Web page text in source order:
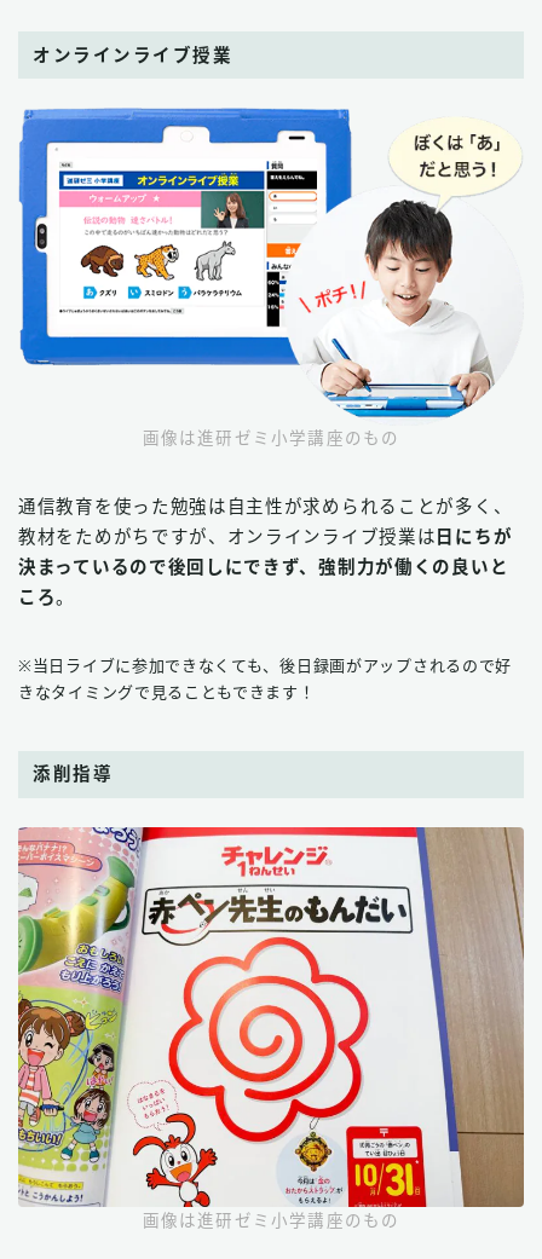
オンラインライブ授業
画像は進研ゼミ小学講座のもの
通信教育を使った勉強は自主性が求められることが多く、
教材をためがちですが、オンラインライブ授業は 日にちが
決まっているので後回しにできず、強制力が働くの良いと
ころ。
※当日ライブに参加できなくても、後日録画がアップされるので好
きなタイミングで見ることもできます！
添削指導
画像は進研ゼミ小学講座のもの